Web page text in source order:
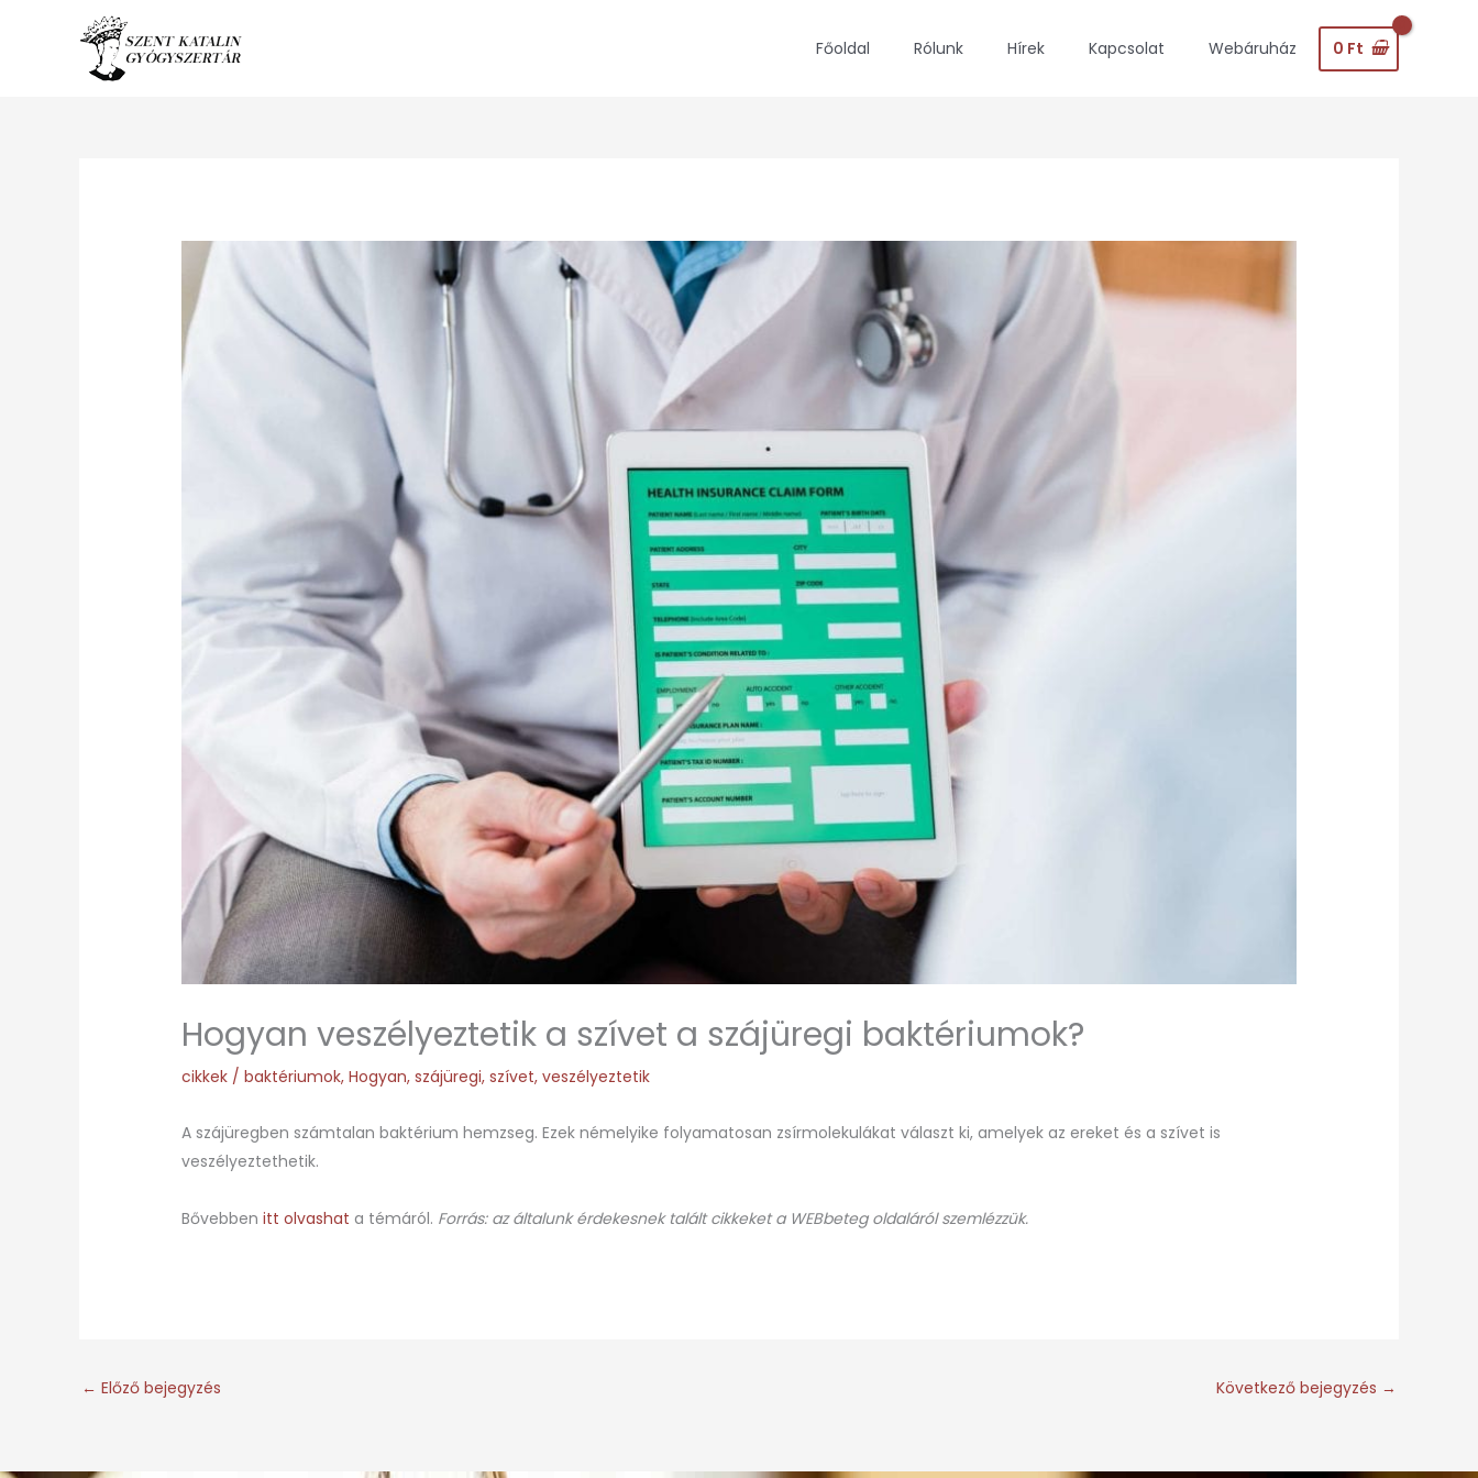
tartalomhoz
Főoldal Rólunk Hírek Kapcsolat Webáruház 0 Ft
Hogyan veszélyeztetik a szívet a szájüregi baktériumok?
cikkek /baktériumok,Hogyan,szájüregi,szívet,veszélyeztetik
A szájüregben számtalan baktérium hemzseg. Ezek némelyike folyamatosan zsírmolekulákat választ ki, amelyek az ereket és a szívet is
veszélyeztethetik.
Bővebbenitt olvashata témáról. Forrás: az általunk érdekesnek talált cikkeket a WEBbeteg oldaláról szemlézzük.
← Előző bejegyzés Következő bejegyzés →